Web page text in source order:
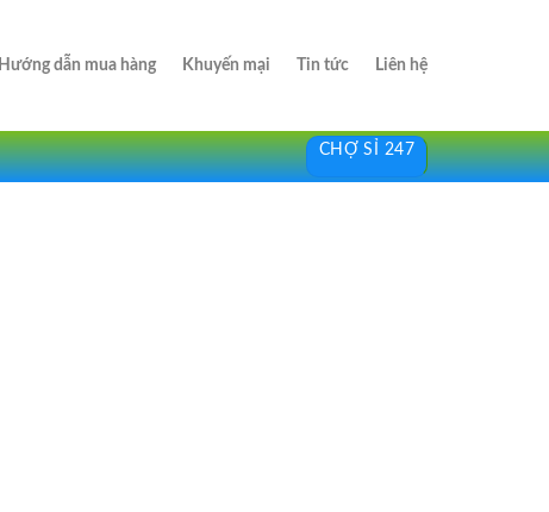
Hướng dẫn mua hàng Khuyến mại Tin tức Liên hệ
CHỢ SỈ 247